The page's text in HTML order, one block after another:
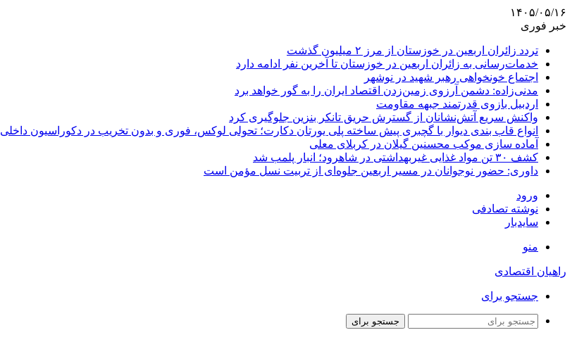
۱۴۰۵/۰۵/۱۶
خبر فوری
تردد زائران اربعین در خوزستان از مرز ۲ میلیون گذشت
خدمات‌رسانی به زائران اربعین در خوزستان تا آخرین نفر ادامه دارد
اجتماع خونخواهی رهبر شهید در نوشهر
مدنی‌زاده: دشمن آرزوی زمین‌زدن اقتصاد ایران را به گور خواهد برد
اردبیل بازوی قدرتمند جبهه مقاومت
واکنش سریع آتش‌نشانان از گسترش حریق تانکر بنزین جلوگیری کرد
انواع قاب بندی دیوار با گچبری پیش ساخته پلی یورتان دکارت؛ تحولی لوکس، فوری و بدون تخریب در دکوراسیون داخلی
آماده سازی موکب محسنین گیلان در کربلای معلی
کشف ۳۰ تن مواد غذایی غیربهداشتی در شاهرود؛ انبار پلمب شد
داوری: حضور نوجوانان در مسیر اربعین جلوه‌ای از تربیت نسل مؤمن است
ورود
نوشته تصادفی
سایدبار
منو
راهیان اقتصادی
جستجو برای
جستجو برای